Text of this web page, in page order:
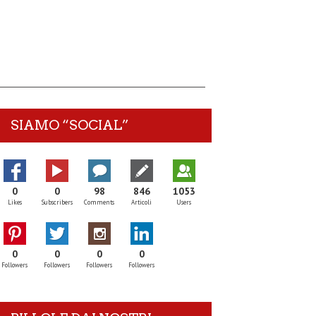
SIAMO “SOCIAL”
0
Likes
0
Subscribers
98
Comments
846
Articoli
1053
Users
0
Followers
0
Followers
0
Followers
0
Followers